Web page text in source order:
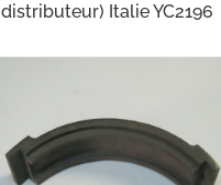
distributeur) Italie YC2196